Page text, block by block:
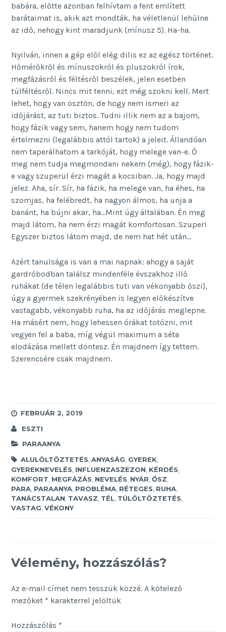
babára, előtte azonban felhívtam a fent említett
barátaimat is, akik azt mondták, ha véletlenül lehűlne
az idő, nehogy kint maradjunk (mínusz 5). Ha-ha.
Nyilván, innen a gép elől elég dilis ez az egész történet.
Hőmérőkről és mínuszokról és pluszokról írok,
megfázásról és féltésről beszélek, jelen esetben
túlféltésről. Nincs mit tenni, ezt még szokni kell. Mert
lehet, hogy van ösztön, de hogy nem ismeri az
időjárást, az tuti biztos. Tudni illik nem az a bajom,
hogy fázik vagy sem, hanem hogy nem tudom
értelmezni (legalábbis attól tartok) a jeleit. Állandóan
nem taperálhatom a tarkóját, hogy melege van-e. Ő
meg nem tudja megmondani nekem (még), hogy fázik-
e vagy szuperül érzi magát a kocsiban. Ja, hogy majd
jelez. Aha, sír. Sír, ha fázik, ha melege van, ha éhes, ha
szomjas, ha felébredt, ha nagyon álmos, ha unja a
banánt, ha bújni akar, ha…Mint úgy általában. Én meg
majd látom, ha nem érzi magát komfortosan. Szuper!
Egyszer biztos látom majd, de nem hat hét után…
Azért tanulsága is van a mai napnak: ahogy a saját
gardróbodban találsz mindenféle évszakhoz illő
ruhákat (de télen legalábbis tuti van vékonyabb őszi),
úgy a gyermek szekrényében is legyen előkészítve
vastagabb, vékonyabb ruha, ha az időjárás meglepne.
Ha másért nem, hogy lehessen órákat totózni, mit
vegyen fel a baba, míg végül maximum a séta
elodázása mellett döntesz. Én majdnem így tettem.
Szerencsére csak majdnem.
FEBRUÁR 2, 2019
ESZTI
PARAANYA
ALULÖLTÖZTETÉS ,ANYASÁG GYEREK
GYEREKNEVELÉS INFLUENZASZEZON KÉRDÉS
KOMFORT MEGFÁZÁS NEVELÉS NYÁR ,ŐSZ
PARA PARAANYA PROBLÉMA RÉTEGES RUHA
TANÁCSTALAN TAVASZ TÉL TÚLÖLTÖZTETÉS
VASTAG ,VÉKONY
Vélemény, hozzászólás?
Az e-mail címet nem tesszük közzé. A kötelező
mezőket * karakterrel jelöltük
Hozzászólás *